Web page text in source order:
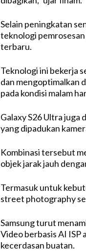
Selain peningkatan
teknologi
terbaru.
Teknologi ini bekerja
dan mengoptimalkan
pada kondisi malam
Galaxy S26 Ultra juga
yang dipadukan
Kombinasi tersebut
objek jarak jauh
Termasuk untuk
street photography
Samsung turut
Video berbasis AI ISP
kecerdasan buatan.